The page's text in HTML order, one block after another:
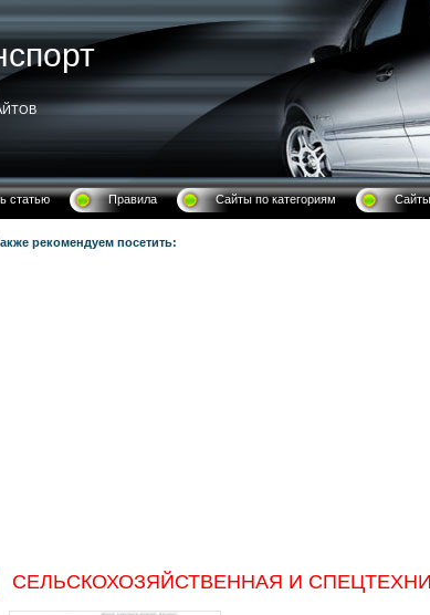
статью Правила Сайты по категориям
рекомендуем посетить:
СЕЛЬСКОХОЗЯЙСТВЕННАЯ И